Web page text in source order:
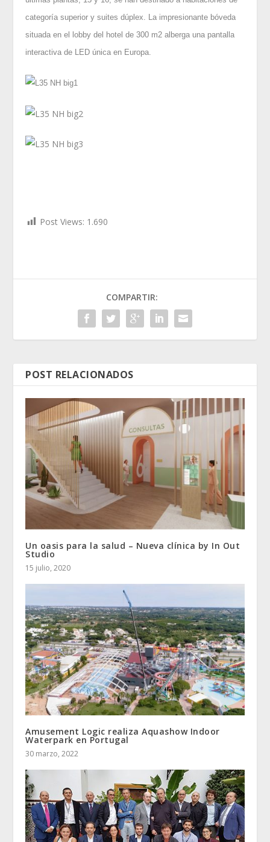
categoría superior y suites dúplex. La impresionante bóveda
situada en el lobby del hotel de 300 m2 alberga una pantalla
interactiva de LED única en Europa.
Post Views: 1.690
COMPARTIR:
POST RELACIONADOS
Un oasis para la salud – Nueva clínica by In Out
Studio
15 julio, 2020
Amusement Logic realiza Aquashow Indoor
Waterpark en Portugal
30 marzo, 2022